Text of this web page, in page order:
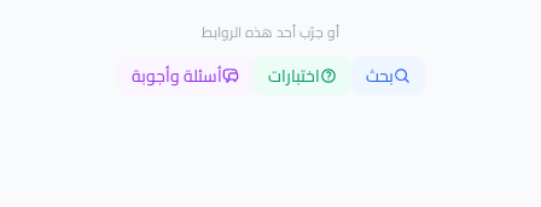
أو جرّب أحد هذه الروابط
بحث اختبارات أسئلة وأجوبة